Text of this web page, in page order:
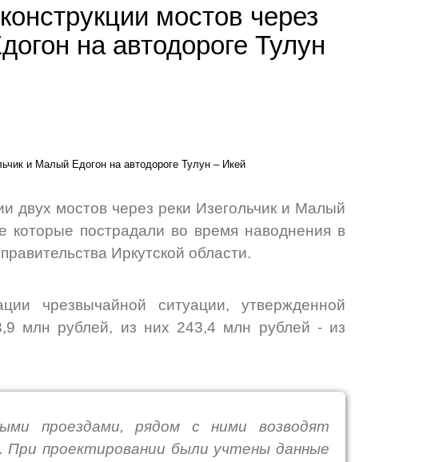
мостов через
на автодороге Тулун
двух мостов через реки Изегольчик и Малый
которые пострадали во время наводнения в
Иркутской области.
чрезвычайной ситуации, утвержденной
млн рублей, из них 243,4 млн рублей - из
проездами, рядом с ними возводят
проектировании были учтены данные